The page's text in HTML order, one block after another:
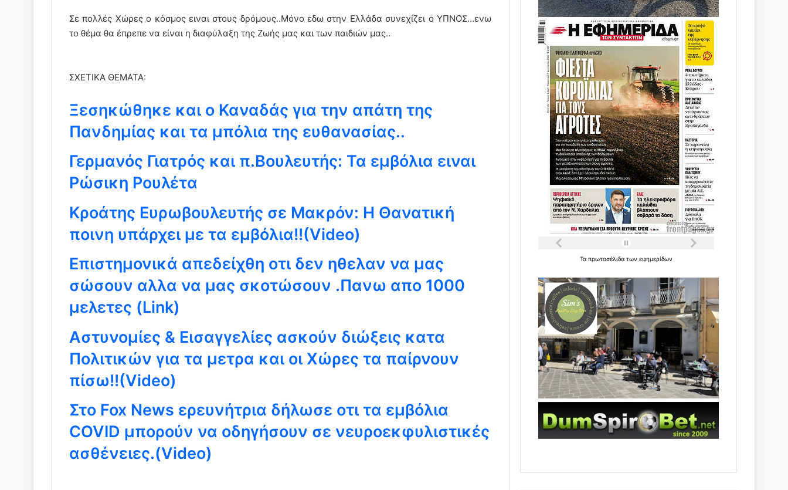
Σε πολλές Χώρες ο κόσμος ειναι στους δρόμους..Μόνο εδω στην Ελλάδα συνεχίζει ο ΥΠΝΟΣ…ενω
το θέμα θα έπρεπε να είναι η διαφύλαξη της Ζωής μας και των παιδιών μας..
ΣΧΕΤΙΚΑ ΘΕΜΑΤΑ:
Ξεσηκώθηκε και ο Καναδάς για την απάτη της
Πανδημίας και τα μπόλια της ευθανασίας..
Γερμανός Γιατρός και π.Βουλευτής: Τα εμβόλια ειναι
Ρώσικη Ρουλέτα
Κροάτης Ευρωβουλευτής σε Μακρόν: Η Θανατική
ποινη υπάρχει με τα εμβόλια!!(Video)
Eπιστημονικά απεδείχθη οτι δεν ηθελαν να μας
σώσουν αλλα να μας σκοτώσουν .Πανω απο 1000
μελετες (Link)
Αστυνομίες & Εισαγγελίες ασκούν διώξεις κατα
Πολιτικών για τα μετρα και οι Χώρες τα παίρνουν
πίσω!!(Video)
Στο Fox News ερευνήτρια δήλωσε οτι τα εμβόλια
COVID μπορούν να οδηγήσουν σε νευροεκφυλιστικές
ασθένειες.(Video)
Ταπρωτοσέλιδατωνεφημερίδων